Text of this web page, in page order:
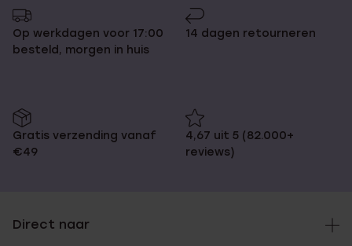
Op werkdagen voor 17:00
besteld, morgen in huis
14 dagen retourneren
Gratis verzending vanaf
€49
4,67 uit 5 (82.000+
reviews)
Direct naar